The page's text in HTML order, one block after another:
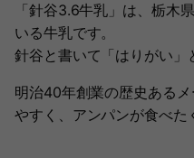
「針谷3.6牛乳」は、栃木
いる牛乳です。
針谷と書いて「はりがい」
明治40年創業の歴史ある
やすく、アンパンが食べた